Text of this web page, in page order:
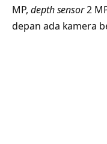
MP, depth sensor2
depan ada kamera